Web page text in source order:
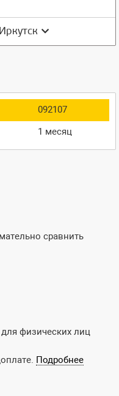
092107
1 месяц
сравнить
физических лиц
Подробнее